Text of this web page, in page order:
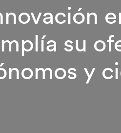
su
y